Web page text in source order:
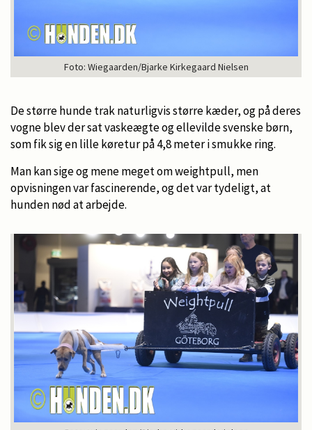
Foto: Wiegaarden/Bjarke Kirkegaard Nielsen
De større hunde trak naturligvis større kæder, og på deres
vogne blev der sat vaskeægte og ellevilde svenske børn,
som fik sig en lille køretur på 4,8 meter i smukke ring.
Man kan sige og mene meget om weightpull, men
opvisningen var fascinerende, og det var tydeligt, at
hunden nød at arbejde.